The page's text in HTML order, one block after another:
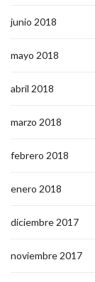
junio 2018
mayo 2018
abril 2018
marzo 2018
febrero 2018
enero 2018
diciembre 2017
noviembre 2017